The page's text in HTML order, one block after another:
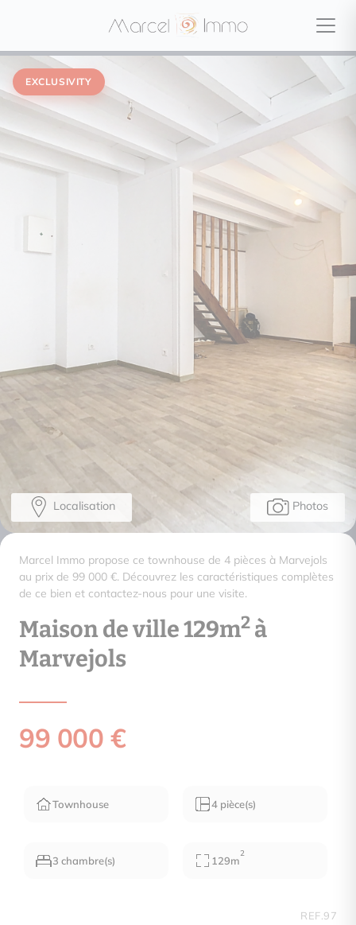
EXCLUSIVITY
Photos
Localisation
Marcel Immo propose ce townhouse de 4 pièces à Marvejols
au prix de 99 000 €. Découvrez les caractéristiques complètes
de ce bien et contactez-nous pour une visite.
Maison de ville 129m2 à
Marvejols
99 000 €
Townhouse 4 pièce(s)
3 chambre(s) 129m
2
REF.97